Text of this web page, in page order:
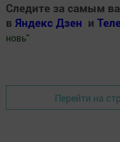
Следите за самым
в Яндекс Дзен и
новь"
Перейти на